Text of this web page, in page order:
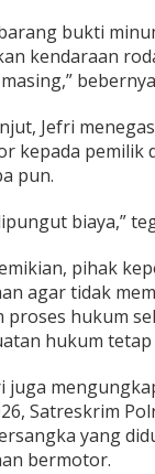
i
k
bukti
kendaraan
Jefri
kepada pemilik
pun.
biaya,”
pihak
agar tidak
proses hukum
hukum tetap
juga
Satreskrim
yang
bermotor.